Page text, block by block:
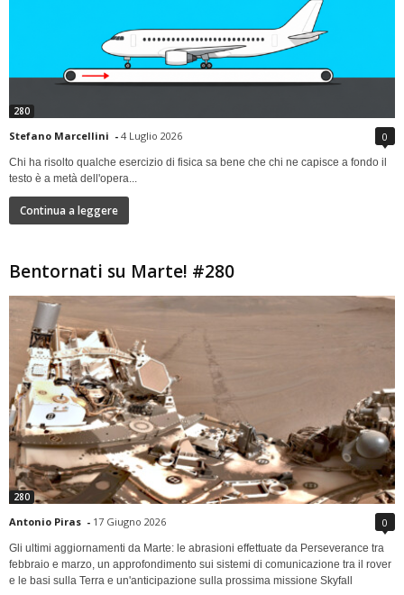
280
Stefano Marcellini - 4 Luglio 2026 0
Chi ha risolto qualche esercizio di fisica sa bene che chi ne capisce a fondo il
testo è a metà dell'opera...
Continua a leggere
Bentornati su Marte! #280
280
Antonio Piras - 17 Giugno 2026 0
Gli ultimi aggiornamenti da Marte: le abrasioni effettuate da Perseverance tra
febbraio e marzo, un approfondimento sui sistemi di comunicazione tra il rover
e le basi sulla Terra e un'anticipazione sulla prossima missione Skyfall